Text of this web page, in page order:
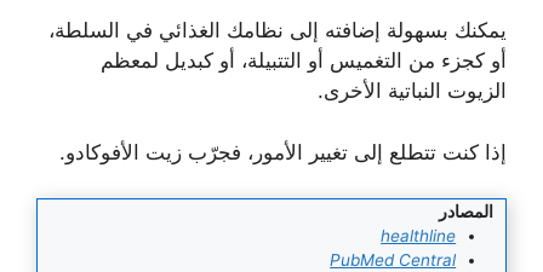
يمكنك بسهولة إضافته إلى نظامك الغذائي في السلطة،
أو كجزء من التغميس أو التتبيلة، أو كبديل لمعظم
الزيوت النباتية الأخرى.
إذا كنت تتطلع إلى تغيير الأمور، فجرّب زيت الأفوكادو.
المصادر
healthline
PubMed Central